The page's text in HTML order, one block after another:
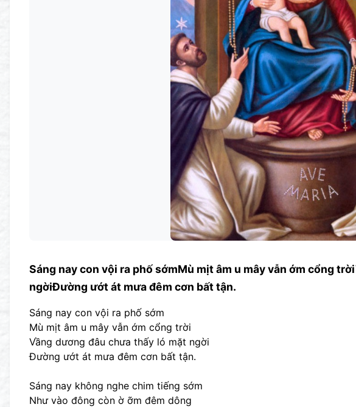
Sáng nay con vội ra phố sớmMù mịt âm u mây vẫn ớm cổng
ngờiĐường ướt át mưa đêm cơn bất tận.
Sáng nay con vội ra phố sớm
Mù mịt âm u mây vẫn ớm cổng trời
Vầng dương đâu chưa thấy ló mặt ngời
Đường ướt át mưa đêm cơn bất tận.
Sáng nay không nghe chim tiếng sớm
Như vào đông còn ờ ỡm đêm dông